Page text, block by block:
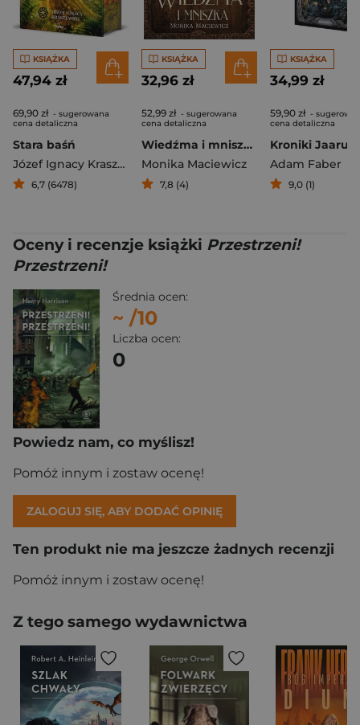
KSIĄŻKA
47,94 zł
69,90 zł - sugerowana
cena detaliczna
Stara baśń
Józef Ignacy Kraszewski
6,7 (6478)
KSIĄŻKA
32,96 zł
52,99 zł - sugerowana
cena detaliczna
Wiedźma i mniszka
Monika Maciewicz
7,8 (4)
KSIĄŻKA
34,99 zł
59,90 zł -
cena detaliczna
Adam Faber
9,0 (1)
Oceny i recenzje książki Przestrzeni!
Przestrzeni!
Średnia ocen:
~ /10
Liczba ocen:
0
Powiedz nam, co myślisz!
Pomóż innym i zostaw ocenę!
ZALOGUJ SIĘ, ABY DODAĆ OPINIĘ
Ten produkt nie ma jeszcze żadnych recenzji
Pomóż innym i zostaw ocenę!
Z tego samego wydawnictwa